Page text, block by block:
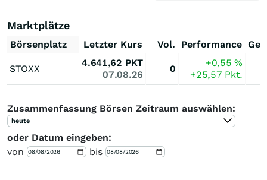
Marktplätze
Börsenplatz Letzter Kurs Vol. Performance
STOXX
4.641,62 PKT
07.08.26
0
+0,55%
+25,57 Pkt.
Zusammenfassung Börsen Zeitraum auswählen:
heute
oder Datum eingeben:
von
bis